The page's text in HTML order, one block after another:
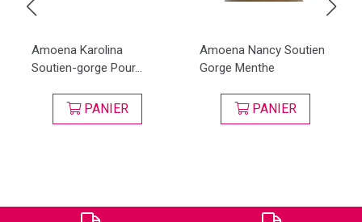
Amoena Karolina
Soutien-gorge Pour...
PANIER
Amoena Nancy Soutien
Gorge Menthe
PANIER